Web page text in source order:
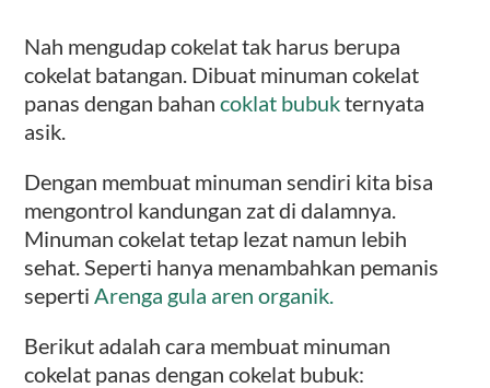
Nah mengudap cokelat tak harus berupa
cokelat batangan. Dibuat minuman cokelat
panas dengan bahancoklat bubukternyata
asik.
Dengan membuat minuman sendiri kita bisa
mengontrol kandungan zat di dalamnya.
Minuman cokelat tetap lezat namun lebih
sehat. Seperti hanya menambahkan pemanis
sepertiArenga gula aren organik.
Berikut adalah cara membuat minuman
cokelat panas dengan cokelat bubuk: